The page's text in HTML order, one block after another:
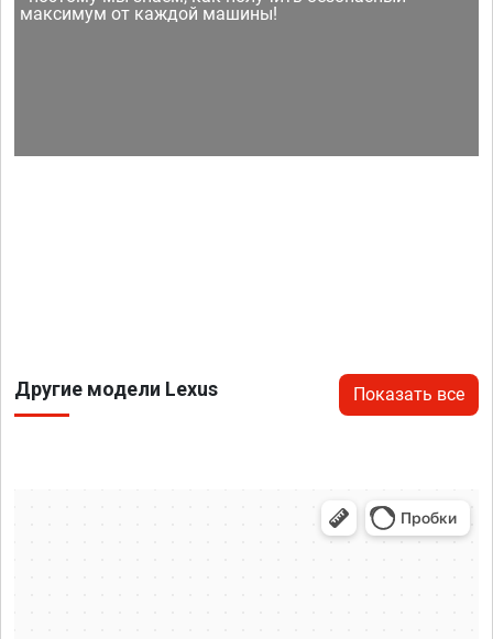
максимум от каждой машины!
Другие модели Lexus Показать все